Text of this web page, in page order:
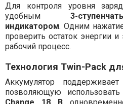
Для контроля уровня
удобным 3-
индикатором. Одним
проверить остаток энергии
рабочий процесс.
Технология Twin-Pack
Аккумулятор
позволяющую